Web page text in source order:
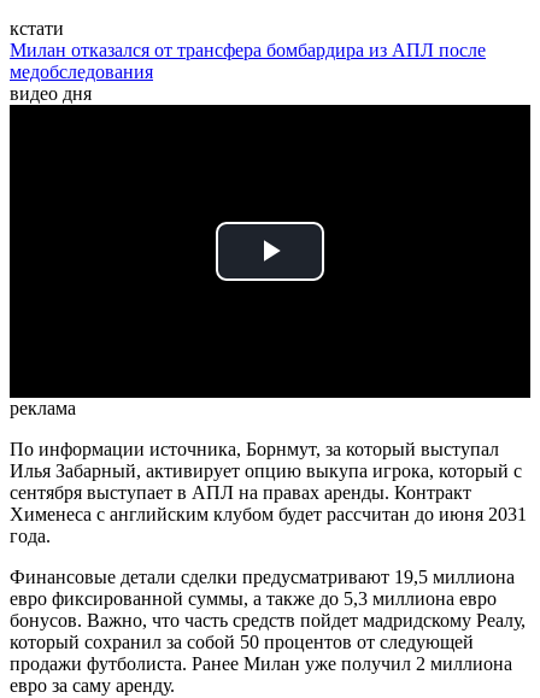
кстати
Милан отказался от трансфера бомбардира из АПЛ после
медобследования
видео дня
Play
реклама
По информации источника, Борнмут, за который выступал
Илья Забарный, активирует опцию выкупа игрока, который с
сентября выступает в АПЛ на правах аренды. Контракт
Хименеса с английским клубом будет рассчитан до июня 2031
года.
Финансовые детали сделки предусматривают 19,5 миллиона
евро фиксированной суммы, а также до 5,3 миллиона евро
бонусов. Важно, что часть средств пойдет мадридскому Реалу,
который сохранил за собой 50 процентов от следующей
продажи футболиста. Ранее Милан уже получил 2 миллиона
евро за саму аренду.